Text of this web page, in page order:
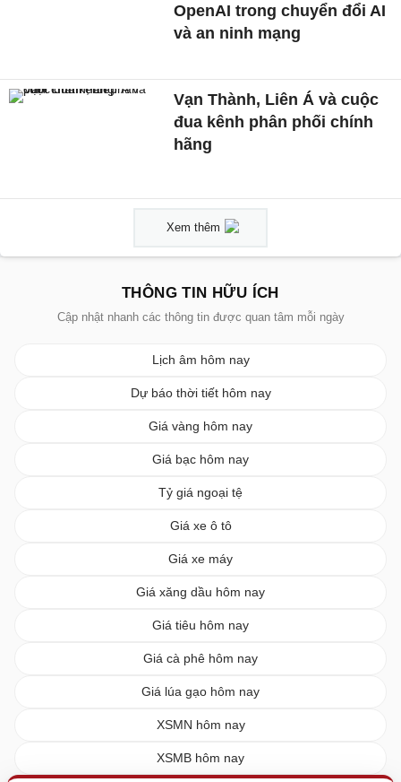
OpenAI trong chuyển đổi AI
và an ninh mạng
Vạn Thành, Liên Á và cuộc
đua kênh phân phối chính
hãng
Xem thêm
THÔNG TIN HỮU ÍCH
Cập nhật nhanh các thông tin được quan tâm mỗi ngày
Lịch âm hôm nay
Dự báo thời tiết hôm nay
Giá vàng hôm nay
Giá bạc hôm nay
Tỷ giá ngoại tệ
Giá xe ô tô
Giá xe máy
Giá xăng dầu hôm nay
Giá tiêu hôm nay
Giá cà phê hôm nay
Giá lúa gạo hôm nay
XSMN hôm nay
XSMB hôm nay